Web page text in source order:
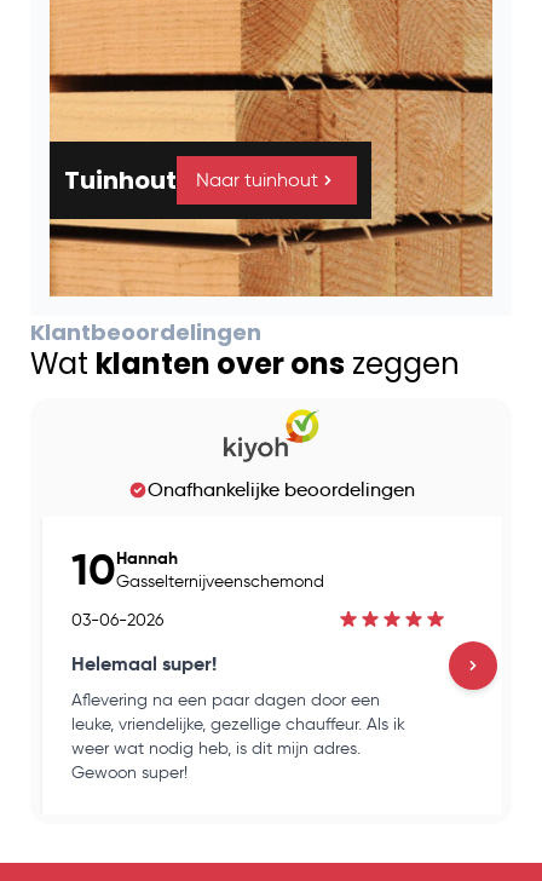
Tuinhout Naar tuinhout
Klantbeoordelingen
Wat klanten over ons zeggen
Onafhankelijke beoordelingen
10Hannah
Gasselternijveenschemond
03-06-2026
Helemaal super!
Aflevering na een paar dagen door een
leuke, vriendelijke, gezellige chauffeur. Als ik
weer wat nodig heb, is dit mijn adres.
Gewoon super!